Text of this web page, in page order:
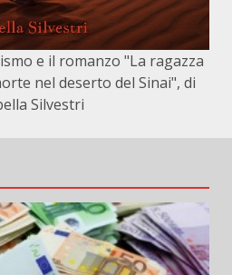
e il romanzo "La ragazza
nel deserto del Sinai", di
Silvestri